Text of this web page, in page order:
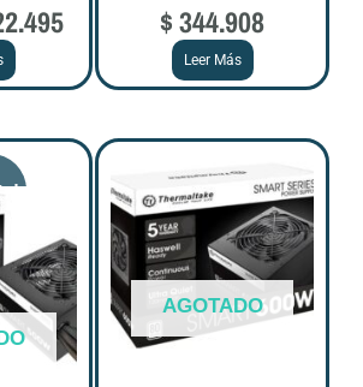
$344.908
Leer Más
Current
price
is:
$ 217.900.
AGOTADO